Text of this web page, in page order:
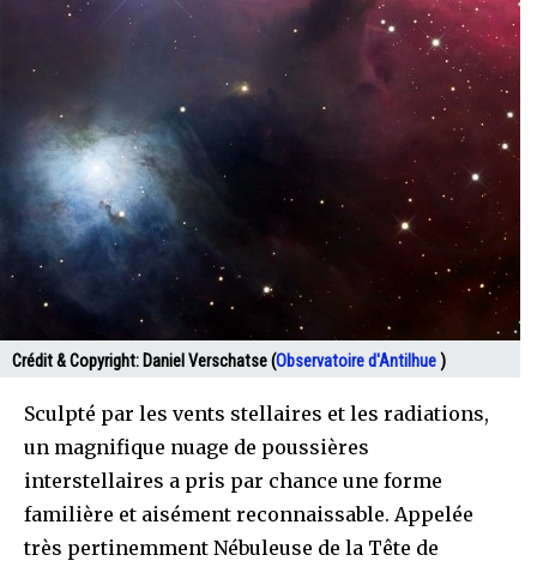
Crédit & Copyright: Daniel Verschatse (Observatoire d'Antilhue )
Sculpté par les vents stellaires et les radiations,
un magnifique nuage de poussières
interstellaires a pris par chance une forme
familière et aisément reconnaissable. Appelée
très pertinemment Nébuleuse de la Tête de